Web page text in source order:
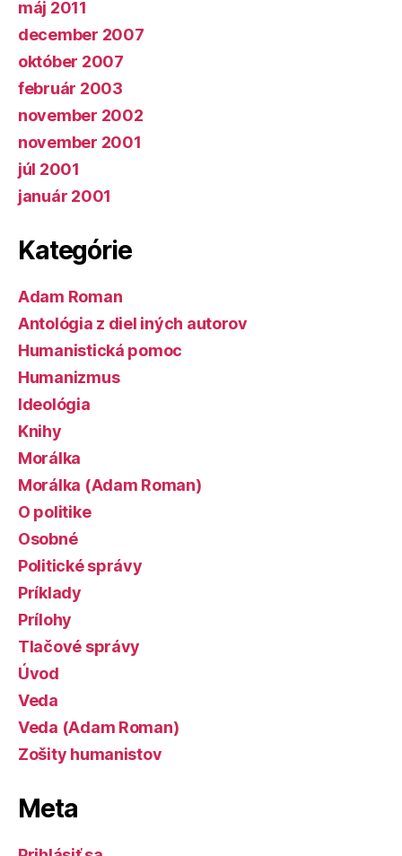
máj 2011
december 2007
október 2007
február 2003
november 2002
november 2001
júl 2001
január 2001
Kategórie
Adam Roman
Antológia z diel iných autorov
Humanistická pomoc
Humanizmus
Ideológia
Knihy
Morálka
Morálka (Adam Roman)
O politike
Osobné
Politické správy
Príklady
Prílohy
Tlačové správy
Úvod
Veda
Veda (Adam Roman)
Zošity humanistov
Meta